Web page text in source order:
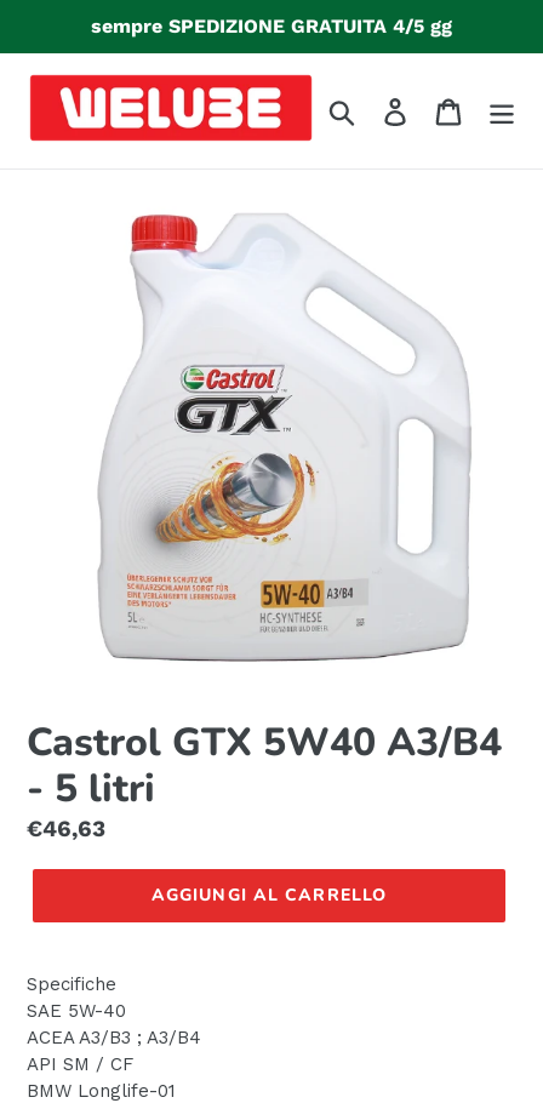
direttamente
contenuti
sempre SPEDIZIONE GRATUITA 4/5 gg
Cerca Accedi Carrello
Castrol GTX 5W40 A3/B4
- 5 litri
Prezzo
di
€46,63
AGGIUNGI AL CARRELLO
Specifiche
SAE 5W-40
ACEA A3/B3 ; A3/B4
API SM / CF
BMW Longlife-01